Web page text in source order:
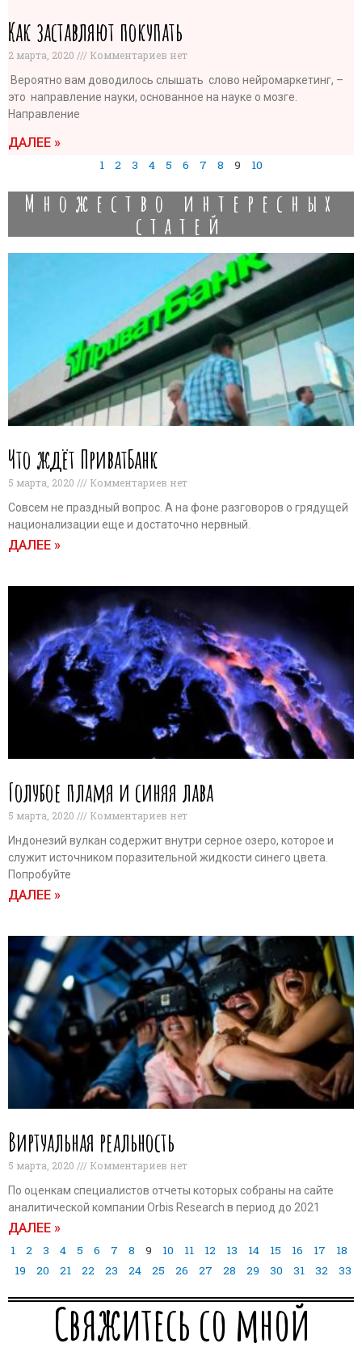
Как заставляют покупать
2 марта, 2020
Комментариев нет
Вероятно вам доводилось слышать слово нейромаркетинг, –
это направление науки, основанное на науке о мозге.
Направление
ДАЛЕЕ »
1 2 3 4 5 6 7 8 9 10
Множество интересных
статей
Что ждёт ПриватБанк
5 марта, 2020
Комментариев нет
Совсем не праздный вопрос. А на фоне разговоров о грядущей
национализации еще и достаточно нервный.
ДАЛЕЕ »
Голубое пламя и синяя лава
5 марта, 2020
Комментариев нет
Индонезий вулкан содержит внутри серное озеро, которое и
служит источником поразительной жидкости синего цвета.
Попробуйте
ДАЛЕЕ »
Виртуальная реальность
5 марта, 2020
Комментариев нет
По оценкам специалистов отчеты которых собраны на сайте
аналитической компании Orbis Research в период до 2021
ДАЛЕЕ »
1 2 3 4 5 6 7 8 9 10 11 12 13 14 15 16 17
18
19
20 21 22 23 24 25 26 27 28 29 30 31 32 33
Свяжитесь со мной